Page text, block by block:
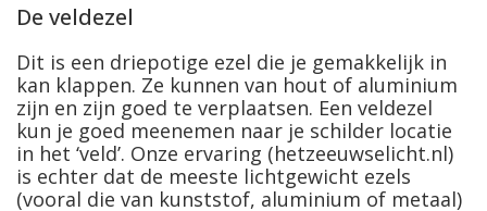
De veldezel
Dit is een driepotige ezel die je gemakkelijk in
kan klappen. Ze kunnen van hout of aluminium
zijn en zijn goed te verplaatsen. Een veldezel
kun je goed meenemen naar je schilder locatie
in het ‘veld’. Onze ervaring (hetzeeuwselicht.nl)
is echter dat de meeste lichtgewicht ezels
(vooral die van kunststof, aluminium of metaal)